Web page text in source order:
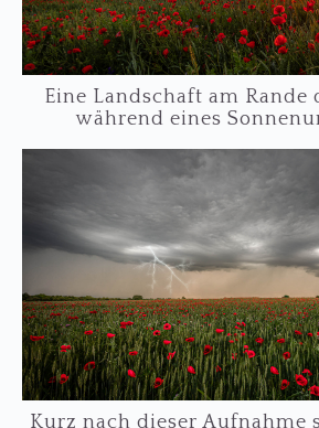
Eine Landschaft am Rande
während eines
Kurz nach dieser Aufnahme